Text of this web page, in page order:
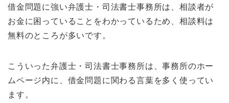
借金問題に強い弁護士・司法書士事務所は、相談者が
お金に困っていることをわかっているため、相談料は
無料のところが多いです。
こういった弁護士・司法書士事務所は、事務所のホー
ムページ内に、借金問題に関わる言葉を多く使ってい
ます。